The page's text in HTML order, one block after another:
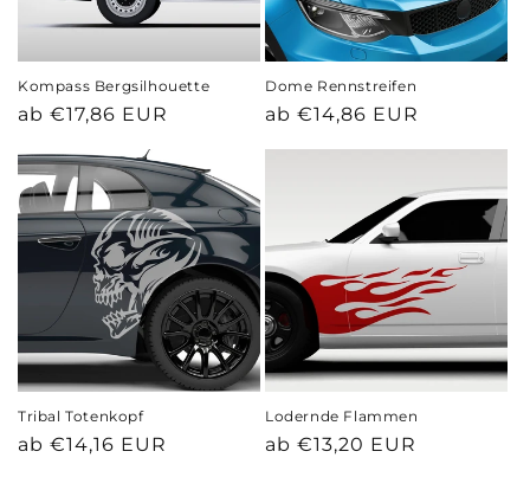
Kompass Bergsilhouette
Normaler
ab €17,86 EUR
Dome Rennstreifen
Normaler
ab €14,86 EUR
Tribal Totenkopf
Normaler
ab €14,16 EUR
Lodernde Flammen
Normaler
ab €13,20 EUR